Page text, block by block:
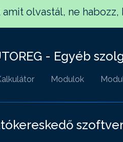
olvastál, ne
- Egyéb
Modulok